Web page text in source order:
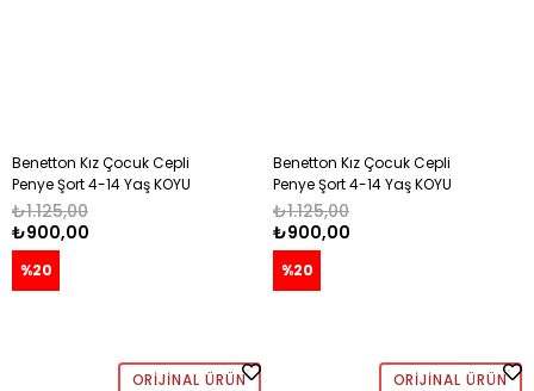
Benetton Kız Çocuk Cepli
Penye Şort 4-14 Yaş KOYU
PUDRA
₺900,00
₺1.125,00
%20
Benetton Kız Çocuk Cepli
Penye Şort 4-14 Yaş KOYU
PEMBE
₺900,00
₺1.125,00
%20
ORIJINAL ÜRÜN ORIJINAL ÜRÜN